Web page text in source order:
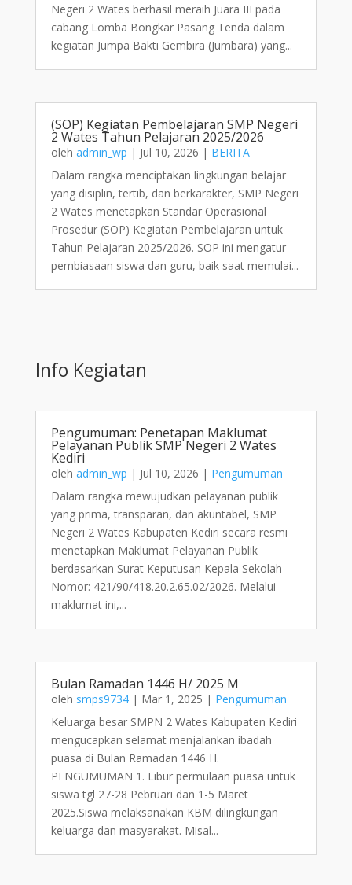
Negeri 2 Wates berhasil meraih Juara III pada
cabang Lomba Bongkar Pasang Tenda dalam
kegiatan Jumpa Bakti Gembira (Jumbara) yang...
(SOP) Kegiatan Pembelajaran SMP Negeri
2 Wates Tahun Pelajaran 2025/2026
oleh admin_wp | Jul 10, 2026 | BERITA
Dalam rangka menciptakan lingkungan belajar
yang disiplin, tertib, dan berkarakter, SMP Negeri
2 Wates menetapkan Standar Operasional
Prosedur (SOP) Kegiatan Pembelajaran untuk
Tahun Pelajaran 2025/2026. SOP ini mengatur
pembiasaan siswa dan guru, baik saat memulai...
Info Kegiatan
Pengumuman: Penetapan Maklumat
Pelayanan Publik SMP Negeri 2 Wates
Kediri
oleh admin_wp | Jul 10, 2026 | Pengumuman
Dalam rangka mewujudkan pelayanan publik
yang prima, transparan, dan akuntabel, SMP
Negeri 2 Wates Kabupaten Kediri secara resmi
menetapkan Maklumat Pelayanan Publik
berdasarkan Surat Keputusan Kepala Sekolah
Nomor: 421/90/418.20.2.65.02/2026. Melalui
maklumat ini,...
Bulan Ramadan 1446 H/ 2025 M
oleh smps9734| Mar 1, 2025 | Pengumuman
Keluarga besar SMPN 2 Wates Kabupaten Kediri
mengucapkan selamat menjalankan ibadah
puasa di Bulan Ramadan 1446 H.
PENGUMUMAN 1. Libur permulaan puasa untuk
siswa tgl 27-28 Pebruari dan 1-5 Maret
2025.Siswa melaksanakan KBM dilingkungan
keluarga dan masyarakat. Misal...